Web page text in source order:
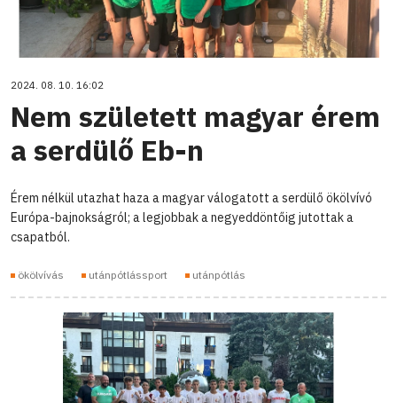
2024. 08. 10. 16:02
Nem született magyar érem
a serdülő Eb-n
Érem nélkül utazhat haza a magyar válogatott a serdülő ökölvívó
Európa-bajnokságról; a legjobbak a negyeddöntőig jutottak a
csapatból.
ökölvívás utánpótlássport utánpótlás